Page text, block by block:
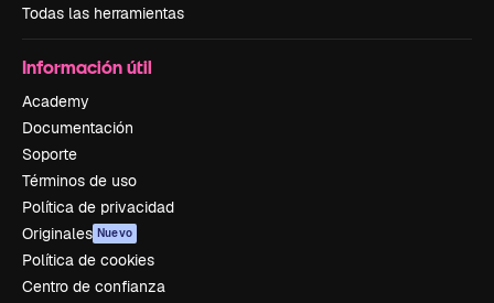
Todas las herramientas
Información útil
Academy
Documentación
Soporte
Términos de uso
Política de privacidad
Originales Nuevo
Política de cookies
Centro de confianza